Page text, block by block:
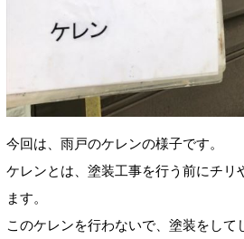
今回は、雨戸のケレンの様子です。
ケレンとは、塗装工事を行う前にチリ
ます。
このケレンを行わないで、塗装をして